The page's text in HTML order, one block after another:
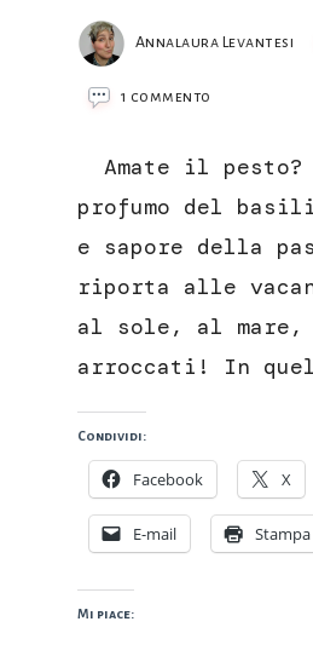
Annalaura Levantesi
1 commento
spaghetti
in
di
con
pinoli
Amate il
profumo del
e sapore della
riporta alle
al sole, al
arroccati! In quel
Condividi:
Facebook X
E-mail Stampa
Mi piace: